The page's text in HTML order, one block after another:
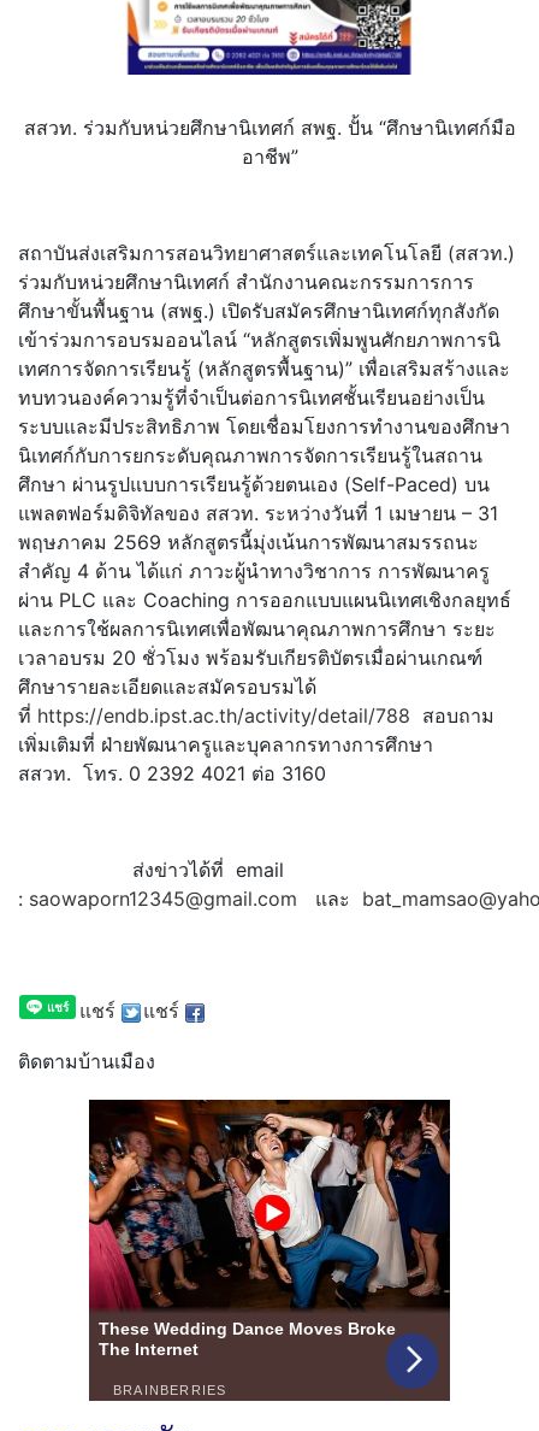
สสวท. ร่วมกับหน่วยศึกษานิเทศก์ สพฐ. ปั้น “ศึกษานิเทศก์มือ
อาชีพ”
สถาบันส่งเสริมการสอนวิทยาศาสตร์และเทคโนโลยี (สสวท.)
ร่วมกับหน่วยศึกษานิเทศก์ สำนักงานคณะกรรมการการ
ศึกษาขั้นพื้นฐาน (สพฐ.) เปิดรับสมัครศึกษานิเทศก์ทุกสังกัด
เข้าร่วมการอบรมออนไลน์ “หลักสูตรเพิ่มพูนศักยภาพการนิ
เทศการจัดการเรียนรู้ (หลักสูตรพื้นฐาน)” เพื่อเสริมสร้างและ
ทบทวนองค์ความรู้ที่จำเป็นต่อการนิเทศชั้นเรียนอย่างเป็น
ระบบและมีประสิทธิภาพ โดยเชื่อมโยงการทำงานของศึกษา
นิเทศก์กับการยกระดับคุณภาพการจัดการเรียนรู้ในสถาน
ศึกษา ผ่านรูปแบบการเรียนรู้ด้วยตนเอง (Self-Paced) บน
แพลตฟอร์มดิจิทัลของ สสวท. ระหว่างวันที่ 1 เมษายน – 31
พฤษภาคม 2569 หลักสูตรนี้มุ่งเน้นการพัฒนาสมรรถนะ
สำคัญ 4 ด้าน ได้แก่ ภาวะผู้นำทางวิชาการ การพัฒนาครู
ผ่าน PLC และ Coaching การออกแบบแผนนิเทศเชิงกลยุทธ์
และการใช้ผลการนิเทศเพื่อพัฒนาคุณภาพการศึกษา ระยะ
เวลาอบรม 20 ชั่วโมง พร้อมรับเกียรติบัตรเมื่อผ่านเกณฑ์
ศึกษารายละเอียดและสมัครอบรมได้
ที่ https://endb.ipst.ac.th/activity/detail/788 สอบถาม
เพิ่มเติมที่ ฝ่ายพัฒนาครูและบุคลากรทางการศึกษา
สสวท. โทร. 0 2392 4021 ต่อ 3160
ส่งข่าวได้ที่ email
: saowaporn12345@gmail.com และ
แชร์ แชร์
ติดตามบ้านเมือง